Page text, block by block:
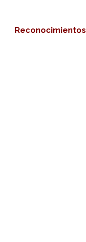
Reconocimientos